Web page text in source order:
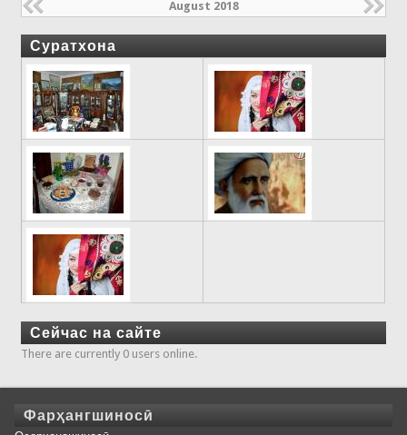
August 2018
Суратхона
Сейчас на сайте
There are currently 0 users online.
Фарҳангшиносӣ